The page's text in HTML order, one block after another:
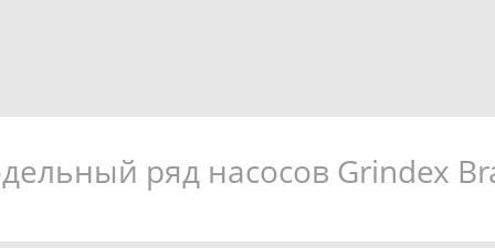
ряд насосов Grindex